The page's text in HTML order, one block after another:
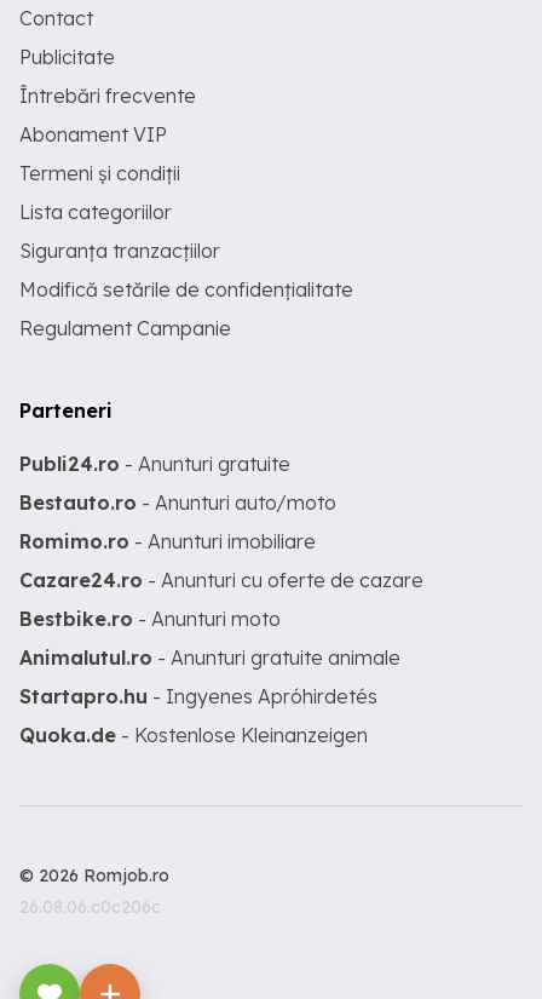
Contact
Publicitate
Întrebări frecvente
Abonament VIP
Termeni și condiții
Lista categoriilor
Siguranța tranzacțiilor
Modifică setările de confidențialitate
Regulament Campanie
Parteneri
Publi24.ro - Anunturi gratuite
Bestauto.ro - Anunturi auto/moto
Romimo.ro - Anunturi imobiliare
Cazare24.ro - Anunturi cu oferte de cazare
Bestbike.ro - Anunturi moto
Animalutul.ro - Anunturi gratuite animale
Startapro.hu - Ingyenes Apróhirdetés
Quoka.de - Kostenlose Kleinanzeigen
© 2026 Romjob.ro
26.08.06.c0c206c